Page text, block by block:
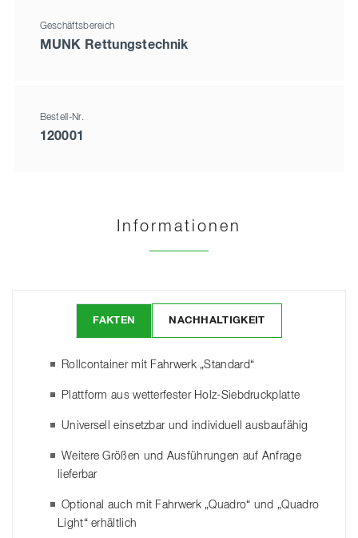
Geschäftsbereich
MUNK Rettungstechnik
Bestell-Nr.
120001
Informationen
FAKTEN NACHHALTIGKEIT
Rollcontainer mit Fahrwerk „Standard“
Plattform aus wetterfester Holz-Siebdruckplatte
Universell einsetzbar und individuell ausbaufähig
Weitere Größen und Ausführungen auf Anfrage
lieferbar
Optional auch mit Fahrwerk „Quadro“ und „Quadro
Light“ erhältlich